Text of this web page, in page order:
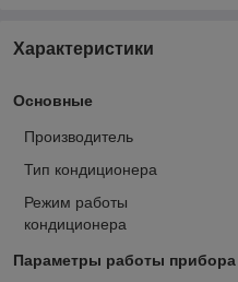
Характеристики
Основные
Производитель
Тип кондиционера
Режим работы
кондиционера
Параметры работы прибора